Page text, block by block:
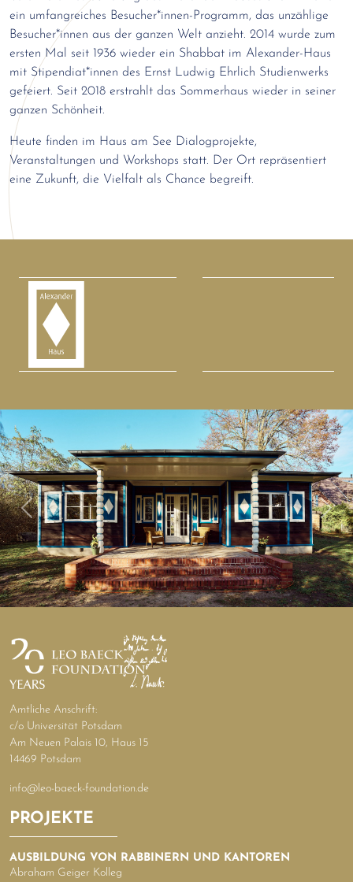
ein umfangreiches Besucher*innen-Programm, das unzählige
Besucher*innen aus der ganzen Welt anzieht. 2014 wurde zum
ersten Mal seit 1936 wieder ein Shabbat im Alexander-Haus
mit Stipendiat*innen des Ernst Ludwig Ehrlich Studienwerks
gefeiert. Seit 2018 erstrahlt das Sommerhaus wieder in seiner
ganzen Schönheit.
Heute finden im Haus am See Dialogprojekte,
Veranstaltungen und Workshops statt. Der Ort repräsentiert
eine Zukunft, die Vielfalt als Chance begreift.
Previous Next
Amtliche Anschrift:
c/o Universität Potsdam
Am Neuen Palais 10, Haus 15
14469 Potsdam
info@leo-baeck-foundation.de
PROJEKTE
AUSBILDUNG VON RABBINERN UND KANTOREN
Abraham Geiger Kolleg